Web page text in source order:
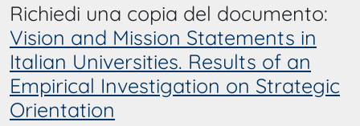
Richiedi una copia del documento:
Vision and Mission Statements in
Italian Universities. Results of an
Empirical Investigation on Strategic
Orientation